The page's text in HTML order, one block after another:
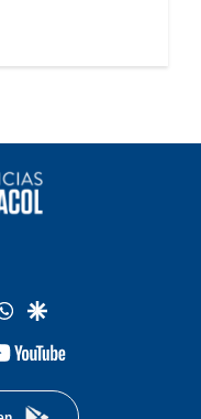
whatsapp
google
youtube-